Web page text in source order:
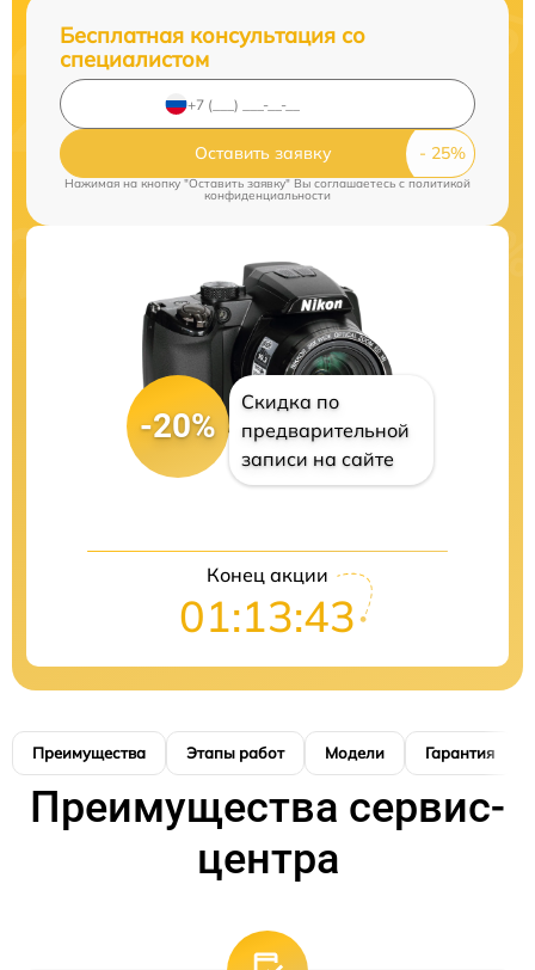
Бесплатная консультация со
специалистом
Оставить заявку
Нажимая на кнопку "Оставить заявку" Вы соглашаетесь cполитикой
конфиденциальности
-20%
Скидка по
предварительной
записи на сайте
Конец акции
01:13:42
Преимущества Этапы работ Модели Гарантия
Преимущества сервис-
центра